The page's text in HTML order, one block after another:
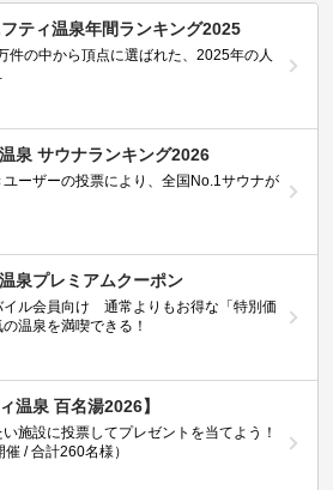
ティ温泉年間ランキング2025
件の中から頂点に選ばれた、2025年の人
泉 サウナランキング2026
ユーザーの投票により、全国No.1サウナが
泉プレミアムクーポン
イル会員向け 通常よりもお得な「特別価
温泉を満喫できる！
温泉 百名湯2026】
施設に投票してプレゼントを当てよう！
催 / 合計260名様）